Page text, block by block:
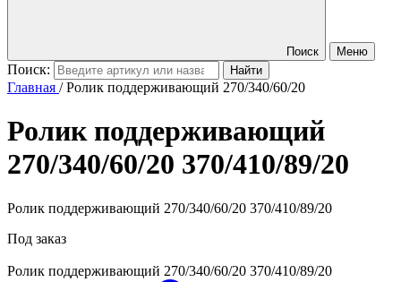
Поиск Меню
Поиск:
Главная /Ролик поддерживающий 270/340/60/20
Ролик поддерживающий
270/340/60/20 370/410/89/20
Ролик поддерживающий 270/340/60/20 370/410/89/20
Под заказ
Ролик поддерживающий 270/340/60/20 370/410/89/20